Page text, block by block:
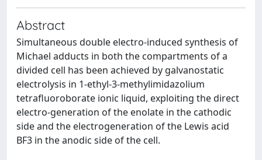
Abstract
Simultaneous double electro-induced synthesis of
Michael adducts in both the compartments of a
divided cell has been achieved by galvanostatic
electrolysis in 1-ethyl-3-methylimidazolium
tetrafluoroborate ionic liquid, exploiting the direct
electro-generation of the enolate in the cathodic
side and the electrogeneration of the Lewis acid
BF3 in the anodic side of the cell.